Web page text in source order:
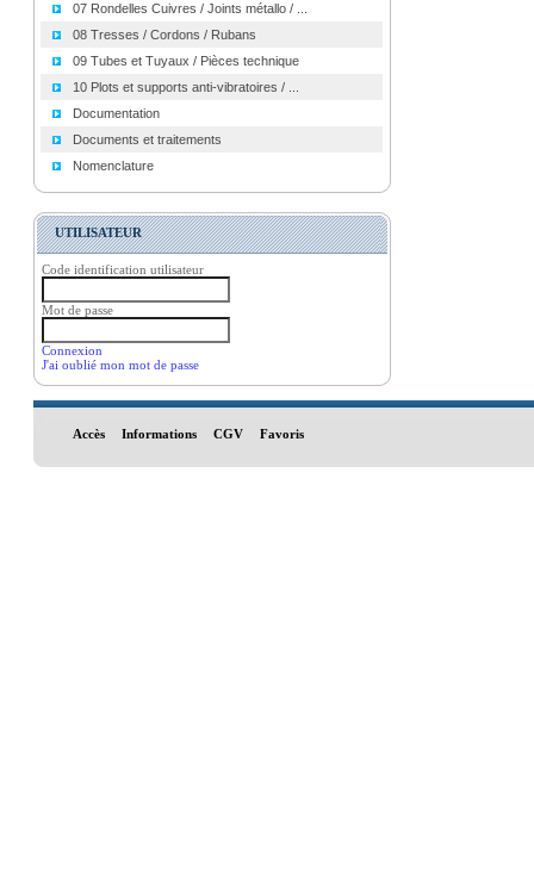
07 Rondelles Cuivres / Joints métallo / ...
08 Tresses / Cordons / Rubans
09 Tubes et Tuyaux / Pièces technique
10 Plots et supports anti-vibratoires / ...
Documentation
Documents et traitements
Nomenclature
UTILISATEUR
Code identification utilisateur
Mot de passe
Connexion
J'ai oublié mon mot de passe
Accès Informations CGV Favoris